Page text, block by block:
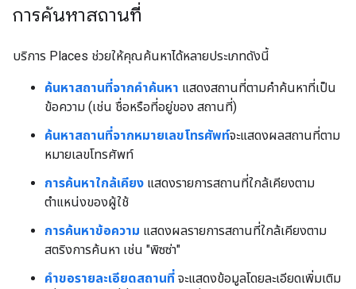
การค้นหาสถานที่
บริการ Places ช่วยให้คุณค้นหาได้หลายประเภทดังนี้
ค้นหาสถานที่จากคำค้นหา แสดงสถานที่ตามคำค้นหาที่เป็น
ข้อความ (เช่น ชื่อหรือที่อยู่ของ สถานที่)
ค้นหาสถานที่จากหมายเลขโทรศัพท์จะแสดงผลสถานที่ตาม
หมายเลขโทรศัพท์
การค้นหาใกล้เคียง แสดงรายการสถานที่ใกล้เคียงตาม
ตำแหน่งของผู้ใช้
การค้นหาข้อความ แสดงผลรายการสถานที่ใกล้เคียงตาม
สตริงการค้นหา เช่น "พิซซ่า"
คำขอรายละเอียดสถานที่ จะแสดงข้อมูลโดยละเอียดเพิ่มเติม